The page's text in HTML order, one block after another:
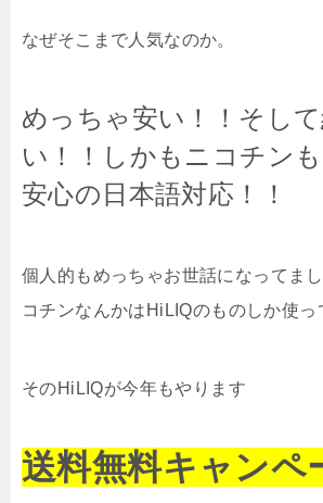
なぜそこまで人気なのか。
めっちゃ安い！！そし
い！！しかもニコチンも
安心の日本語対応！！
個人的もめっちゃお世話になってま
コチンなんかはHiLIQのものしか使っ
そのHiLIQが今年もやります
送料無料キャンペ